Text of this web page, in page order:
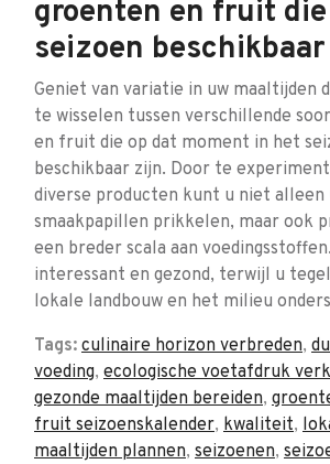
groenten en fruit
seizoen
Geniet van variatie in uw maaltijden
te wisselen tussen verschillende
en fruit die op dat moment in het
beschikbaar zijn. Door te
diverse producten kunt u niet alleen
smaakpapillen prikkelen, maar ook
een breder scala aan
interessant en gezond, terwijl u
lokale landbouw en het milieu
Tags: culinaire horizon verbreden,
voeding, ecologische voetafdruk
gezonde maaltijden bereiden,
fruit seizoenskalender, kwaliteit,
maaltijden plannen, seizoenen,